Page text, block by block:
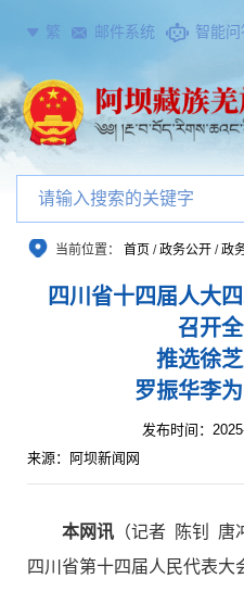
繁 邮件系统 智能问
当前位置： 首页 /政务公开 /政
四川省十四届人大
召开
推选徐
罗振华李
发布时间：
来源：阿坝新闻网
本网讯 （记者 陈钊 唐
四川省第十四届人民代表大